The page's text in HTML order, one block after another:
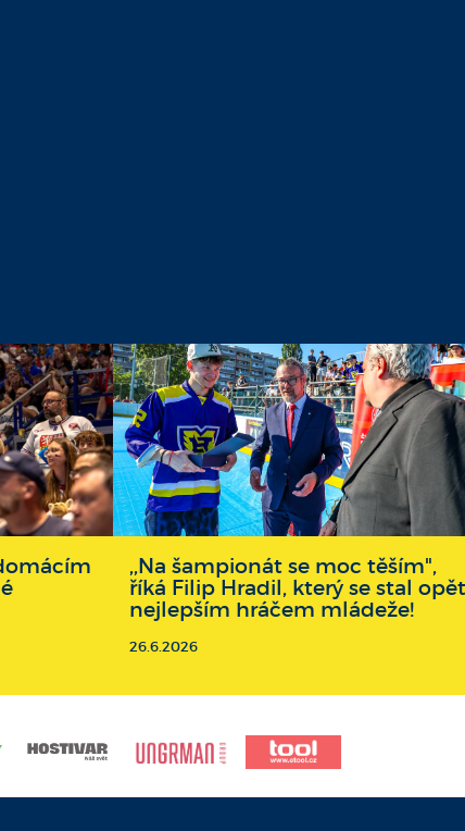
,,Na šampionát se moc těším",
říká Filip Hradil, který se stal opět
nejlepším hráčem mládeže!
26.6.2026